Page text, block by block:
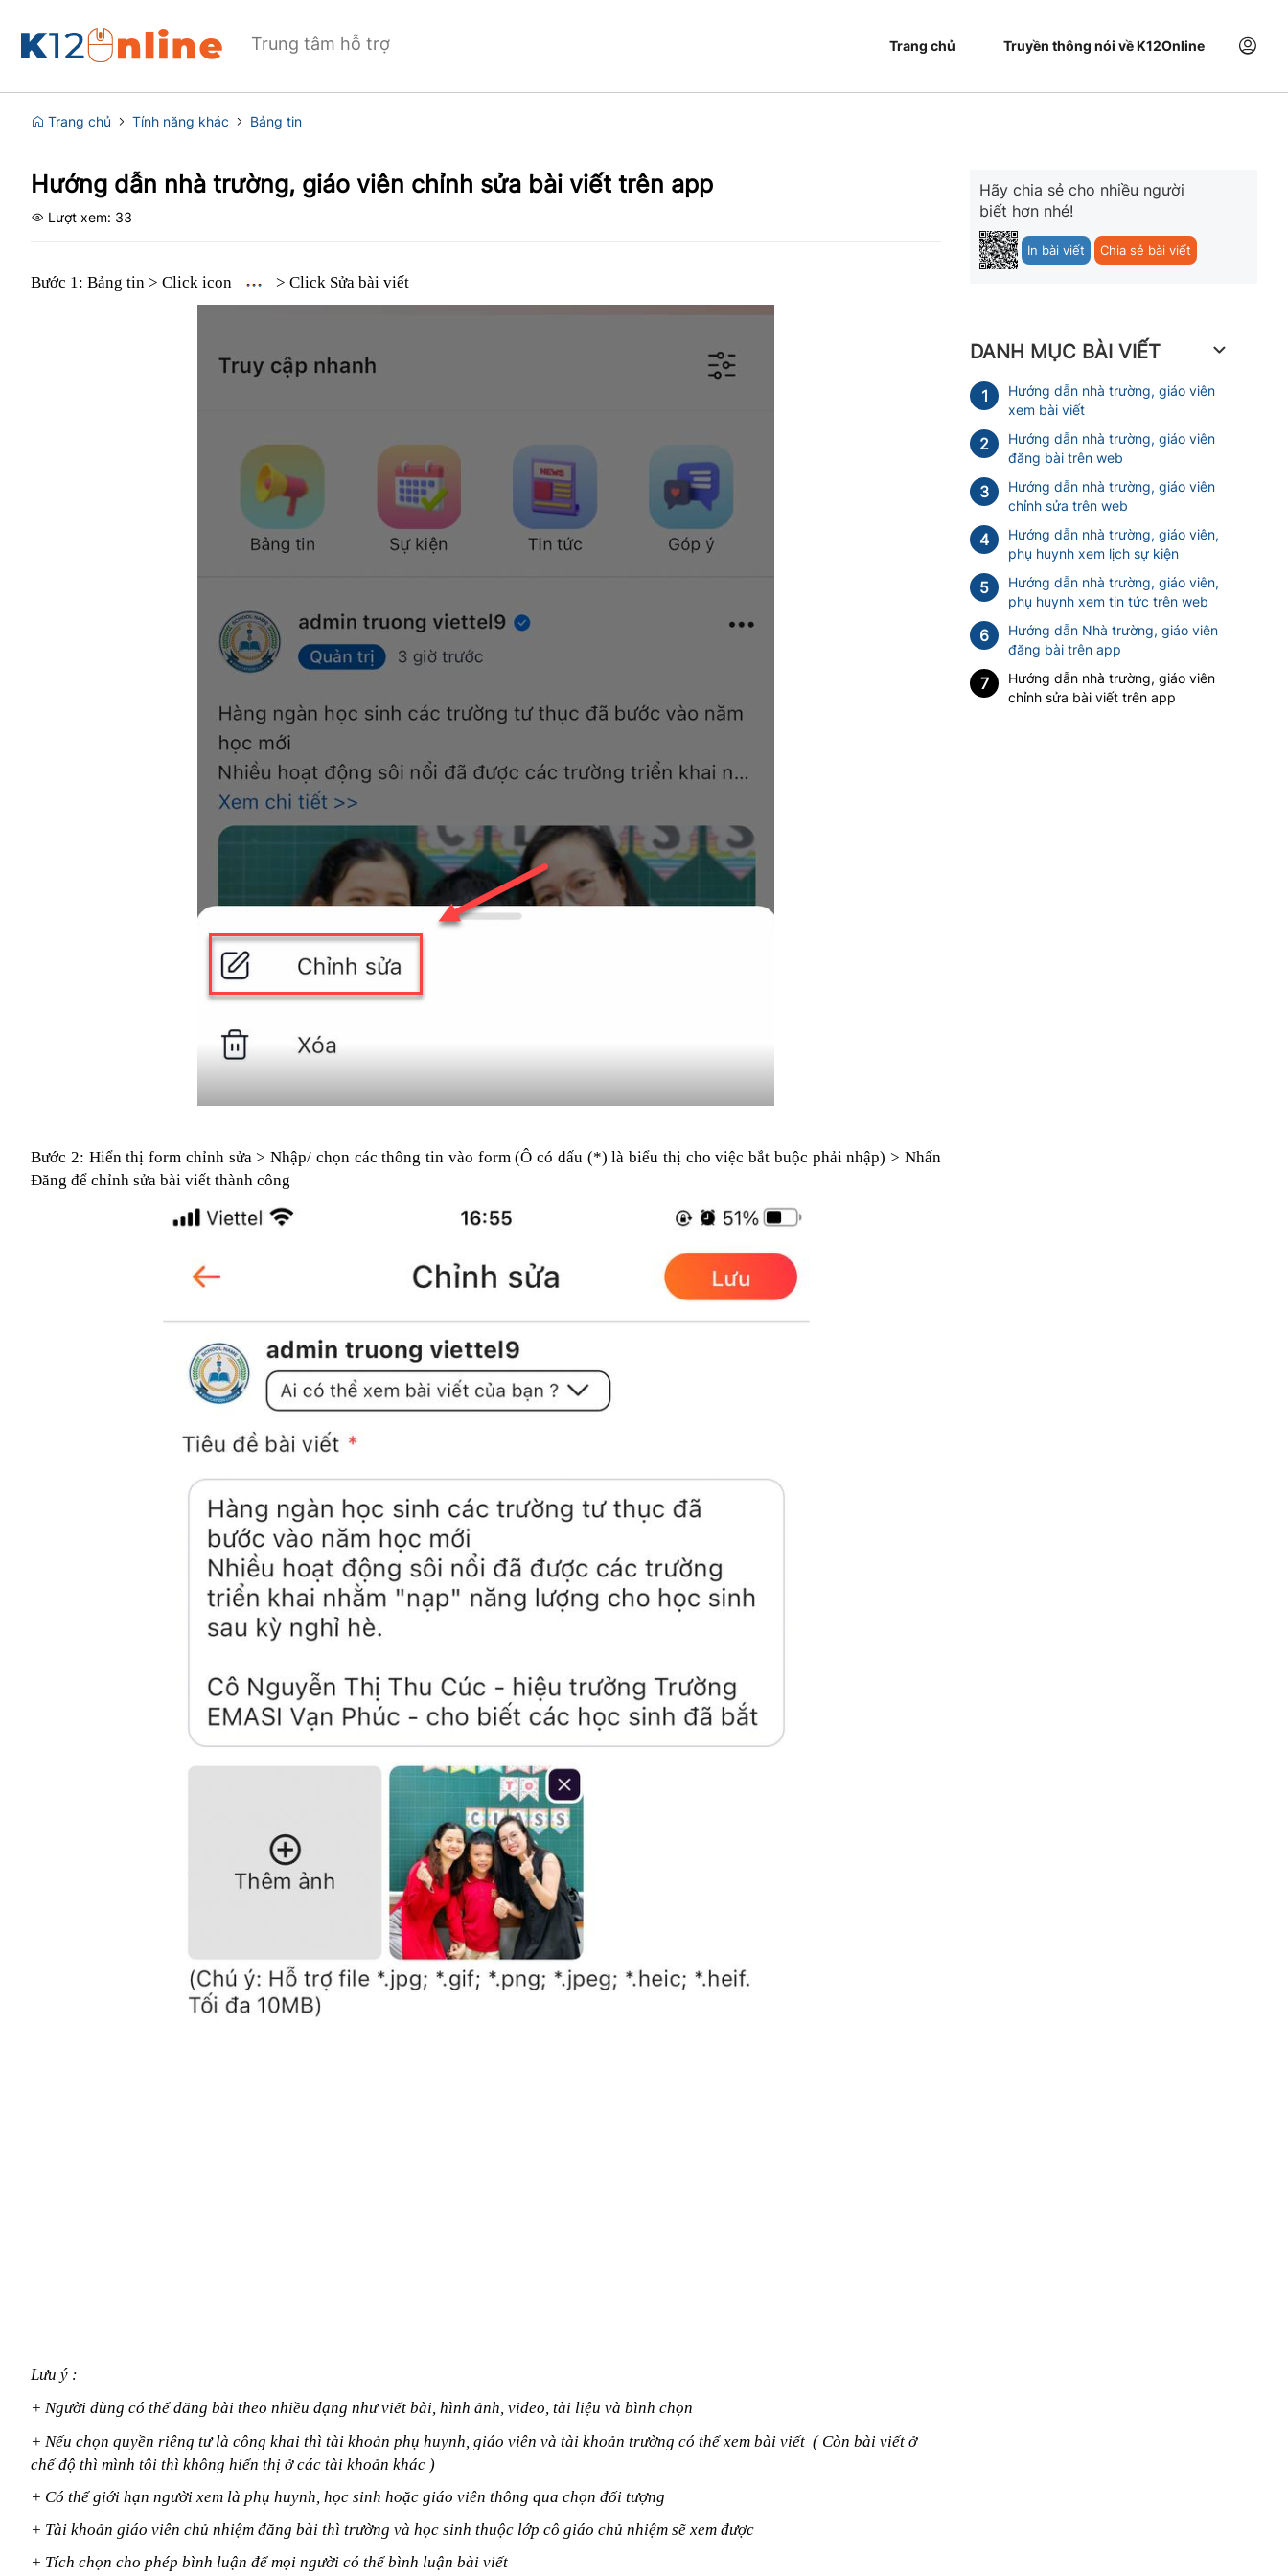
Trung tâm hỗ trợ Trang chủ Truyền thông nói về K12Online
Trang chủ Tính năng khác Bảng tin
Hướng dẫn nhà trường, giáo viên chỉnh sửa bài viết trên app
Lượt xem: 33
Bước 1: Bảng tin > Click icon > Click Sửa bài viết
Bước 2: Hiển thị form chỉnh sửa > Nhập/ chọn các thông tin vào form (Ô có dấu (*) là biểu thị cho việc bắt buộc phải nhập) > Nhấn
Đăng để chỉnh sửa bài viết thành công
Lưu ý :
+ Người dùng có thể đăng bài theo nhiều dạng như viết bài, hình ảnh, video, tài liệu và bình chọn
+ Nếu chọn quyền riêng tư là công khai thì tài khoản phụ huynh, giáo viên và tài khoản trường có thể xem bài viết ( Còn bài viết ở
chế độ thì mình tôi thì không hiển thị ở các tài khoản khác )
+ Có thể giới hạn người xem là phụ huynh, học sinh hoặc giáo viên thông qua chọn đối tượng
+ Tài khoản giáo viên chủ nhiệm đăng bài thì trường và học sinh thuộc lớp cô giáo chủ nhiệm sẽ xem được
+ Tích chọn cho phép bình luận để mọi người có thể bình luận bài viết
Hãy chia sẻ cho nhiều người
biết hơn nhé!
In bài viết Chia sẻ bài viết
DANH MỤC BÀI VIẾT
1
Hướng dẫn nhà trường, giáo viên
xem bài viết
2
Hướng dẫn nhà trường, giáo viên
đăng bài trên web
3
Hướng dẫn nhà trường, giáo viên
chỉnh sửa trên web
4
Hướng dẫn nhà trường, giáo viên,
phụ huynh xem lịch sự kiện
5
Hướng dẫn nhà trường, giáo viên,
phụ huynh xem tin tức trên web
6
Hướng dẫn Nhà trường, giáo viên
đăng bài trên app
7
Hướng dẫn nhà trường, giáo viên
chỉnh sửa bài viết trên app